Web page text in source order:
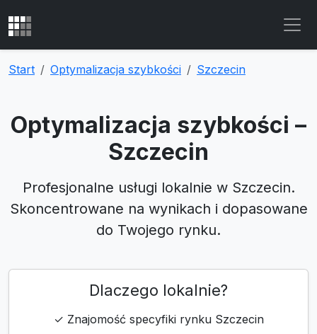
Start Optymalizacja szybkości Szczecin
Optymalizacja szybkości –
Szczecin
Profesjonalne usługi lokalnie w Szczecin.
Skoncentrowane na wynikach i dopasowane
do Twojego rynku.
Dlaczego lokalnie?
✓ Znajomość specyfiki rynku Szczecin